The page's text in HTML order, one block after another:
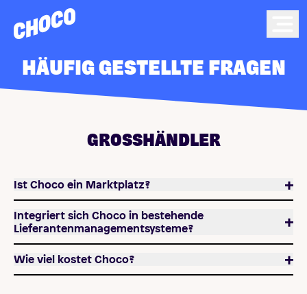
Choco
HÄUFIG GESTELLTE FRAGEN
GROSSHÄNDLER
Ist Choco ein Marktplatz?
Integriert sich Choco in bestehende
Lieferantenmanagementsysteme?
Wie viel kostet Choco?